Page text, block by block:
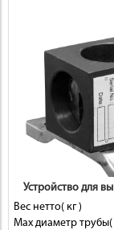
ИНСТРУМЕНТ
Устройство для
Вес нетто( кг )
Max диаметр